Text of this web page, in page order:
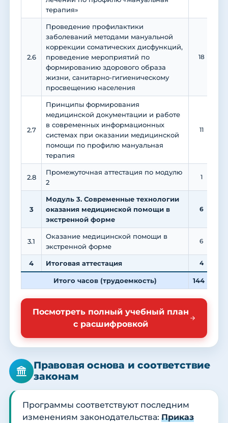
терапия»
2.6
Проведение профилактики
заболеваний методами мануальной
коррекции соматических дисфункций,
проведение мероприятий по
формированию здорового образа
жизни, санитарно-гигиеническому
просвещению населения
18
2.7
Принципы формирования
медицинской документации и работе
в современных информационных
системах при оказании медицинской
помощи по профилю мануальная
терапия
11
2.8
Промежуточная аттестация по модулю
2
1
3
Модуль 3. Современные технологии
оказания медицинской помощи в
экстренной форме
6
3.1
Оказание медицинской помощи в
экстренной форме
6
4 Итоговая аттестация 4
Итого часов (трудоемкость) 144
Посмотреть полный учебный план
с расшифровкой
Правовая основа и соответствие
законам
Программы соответствуют последним
изменениям законодательства: Приказ